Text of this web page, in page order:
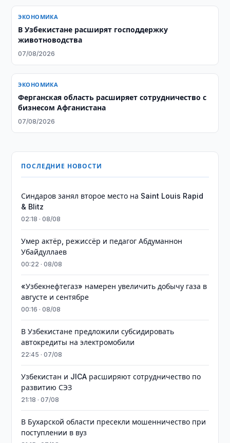
ЭКОНОМИКА
В Узбекистане расширят господдержку
животноводства
07/08/2026
ЭКОНОМИКА
Ферганская область расширяет сотрудничество с
бизнесом Афганистана
07/08/2026
ПОСЛЕДНИЕ НОВОСТИ
Синдаров занял второе место на Saint Louis Rapid
& Blitz
02:18 · 08/08
Умер актёр, режиссёр и педагог Абдуманнон
Убайдуллаев
00:22 · 08/08
«Узбекнефтегаз» намерен увеличить добычу газа в
августе и сентябре
00:16 · 08/08
В Узбекистане предложили субсидировать
автокредиты на электромобили
22:45 · 07/08
Узбекистан и JICA расширяют сотрудничество по
развитию СЭЗ
21:18 · 07/08
В Бухарской области пресекли мошенничество при
поступлении в вуз